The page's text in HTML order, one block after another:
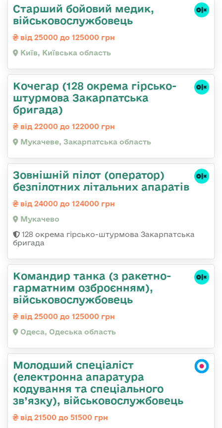
Старший бойовий медик,
військовослужбовець
від 25000 до 125000 грн
Київ, Київська область
Кочегар (128 окрема гірсько-
штурмова Закарпатська
бригада)
від 22000 до 122000 грн
Мукачеве, Закарпатська область
Зовнішній пілот (оператор)
безпілотних літальних апаратів
від 24000 до 124000 грн
Мукачево
128 окрема гірсько-штурмова Закарпатська
бригада
Командиp танка (з pакетно-
гарматним озброєнням),
військовослужбовець
від 25000 до 125000 грн
Одеса, Одеська область
Молодший спеціаліст
(електронна апаратура
кодування та спеціального
зв’язку), військовослужбовець
від 21500 до 51500 грн